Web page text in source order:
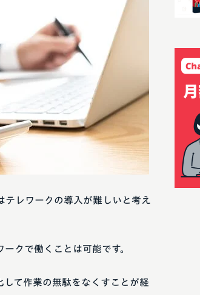
て作業の無駄をなくすことが経
クで働くことは可能です。
テレワークの導入が難しいと考え